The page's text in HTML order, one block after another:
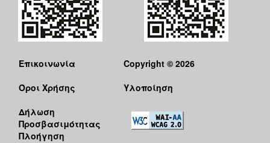
Επικοινωνία
Όροι Χρήσης
Δήλωση
Προσβασιμότητας
Πλοήγηση
Copyright © 2026
Υλοποίηση